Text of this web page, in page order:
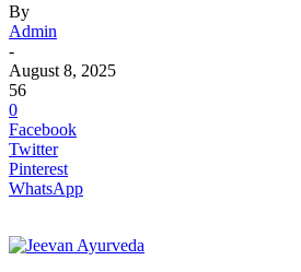
By
Admin
-
August 8, 2025
56
0
Facebook
Twitter
Pinterest
WhatsApp